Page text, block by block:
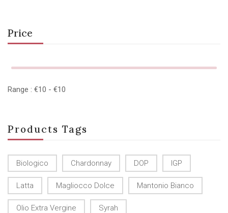
Price
Range : €10 - €10
Products Tags
Biologico Chardonnay DOP IGP
Latta Magliocco Dolce Mantonio Bianco
Olio Extra Vergine Syrah